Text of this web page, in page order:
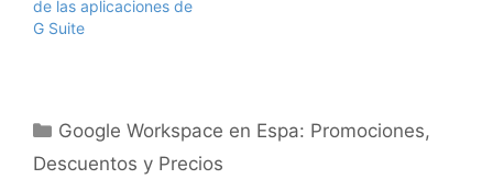
de las aplicaciones de
G Suite
Categorías
Google Workspace en Espa: Promociones,
Descuentos y Precios